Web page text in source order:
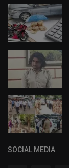
SOCIAL MEDIA